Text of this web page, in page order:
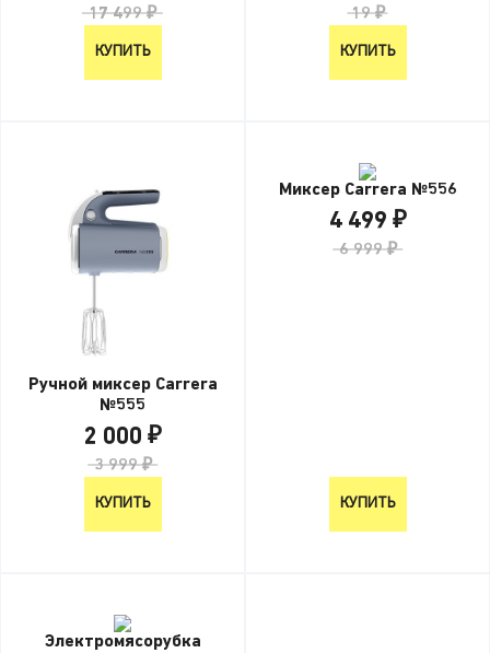
17 499 ₽
КУПИТЬ
19 ₽
КУПИТЬ
Ручной миксер Carrera
№555
2 000 ₽
3 999 ₽
КУПИТЬ
Миксер Carrera №556
4 499 ₽
6 999 ₽
КУПИТЬ
Электромясорубка